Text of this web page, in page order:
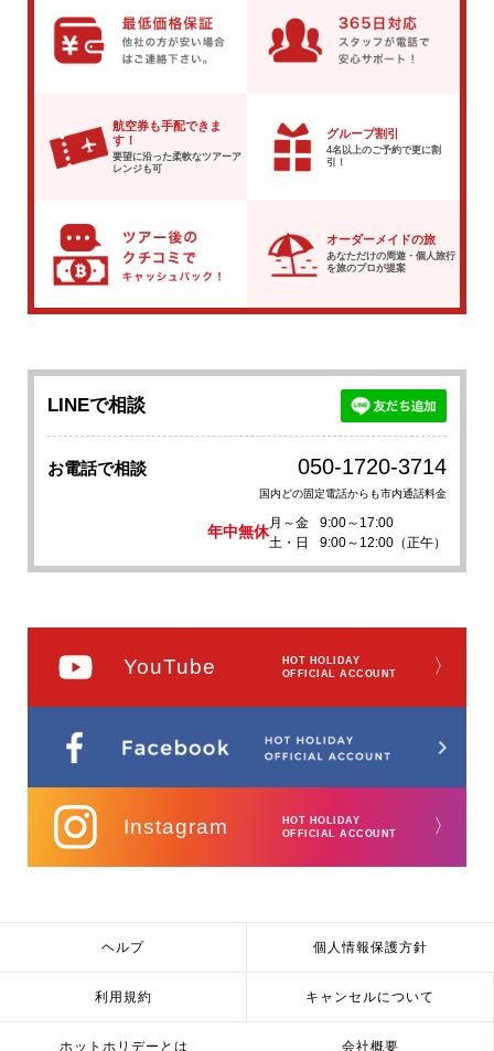
航空券も手配できま
す！
要望に沿った柔軟なツアーア
レンジも可
グループ割引
4名以上のご予約で更に割
引！
オーダーメイドの旅
あなただけの周遊・個人旅行
を旅のプロが提案
LINEで相談
お電話で相談 050-1720-3714
国内どの固定電話からも市内通話料金
年中無休
月～金
9:00～17:00
土・日
9:00～12:00（正午）
YouTube
HOT HOLIDAY
OFFICIAL ACCOUNT
〉
Instagram
HOT HOLIDAY
OFFICIAL ACCOUNT
〉
ヘルプ 個人情報保護方針
利用規約 キャンセルについて
ホットホリデーとは 会社概要